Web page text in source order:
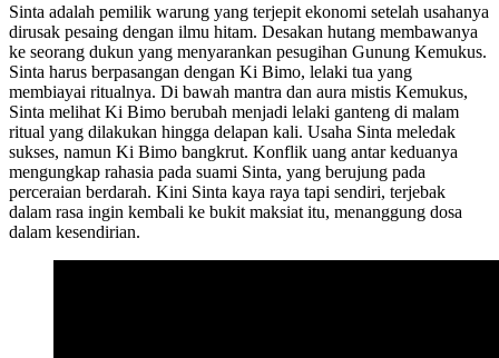
Sinta adalah pemilik warung yang terjepit ekonomi setelah usahanya
dirusak pesaing dengan ilmu hitam. Desakan hutang membawanya
ke seorang dukun yang menyarankan pesugihan Gunung Kemukus.
Sinta harus berpasangan dengan Ki Bimo, lelaki tua yang
membiayai ritualnya. Di bawah mantra dan aura mistis Kemukus,
Sinta melihat Ki Bimo berubah menjadi lelaki ganteng di malam
ritual yang dilakukan hingga delapan kali. Usaha Sinta meledak
sukses, namun Ki Bimo bangkrut. Konflik uang antar keduanya
mengungkap rahasia pada suami Sinta, yang berujung pada
perceraian berdarah. Kini Sinta kaya raya tapi sendiri, terjebak
dalam rasa ingin kembali ke bukit maksiat itu, menanggung dosa
dalam kesendirian.